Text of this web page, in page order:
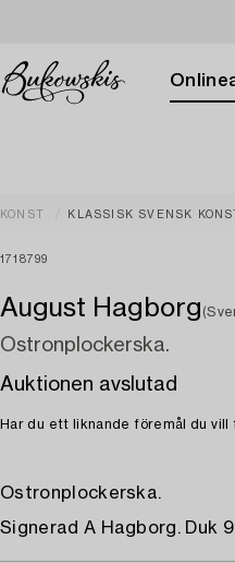
KONST KLASSISK SVENSK
1718799
August Hagborg
Ostronplockerska.
Auktionen avslutad
Har du ett liknande föremål du vill
Ostronplockerska.
Signerad A Hagborg. Duk